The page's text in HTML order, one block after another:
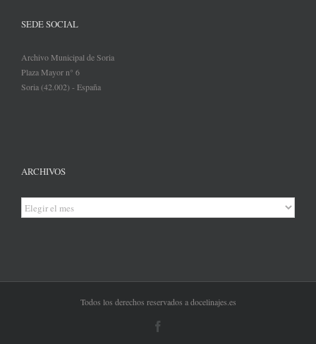
SEDE SOCIAL
Archivo Municipal de Soria
Plaza Mayor n° 6
Soria (42.002) - España
ARCHIVOS
Archivos
Todos los derechos reservados a docelinajes.es